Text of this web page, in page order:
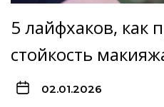
5 лайфхаков, как
стойкость
02.01.2026